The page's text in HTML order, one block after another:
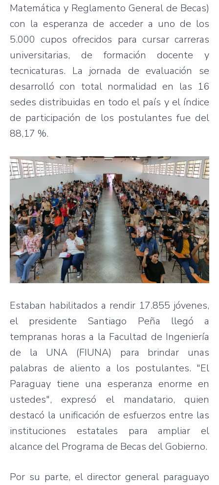
Matemática y Reglamento General de Becas)
con la esperanza de acceder a uno de los
5.000 cupos ofrecidos para cursar carreras
universitarias, de formación docente y
tecnicaturas. La jornada de evaluación se
desarrolló con total normalidad en las 16
sedes distribuidas en todo el país y el índice
de participación de los postulantes fue del
88,17 %.
Estaban habilitados a rendir 17.855 jóvenes,
el presidente Santiago Peña llegó a
tempranas horas a la Facultad de Ingeniería
de la UNA (FIUNA) para brindar unas
palabras de aliento a los postulantes. "El
Paraguay tiene una esperanza enorme en
ustedes", expresó el mandatario, quien
destacó la unificación de esfuerzos entre las
instituciones estatales para ampliar el
alcance del Programa de Becas del Gobierno.
Por su parte, el director general paraguayo